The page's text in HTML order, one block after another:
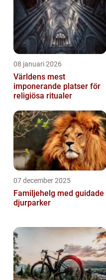
08 januari 2026
Världens mest
imponerande platser för
religiösa ritualer
07 december 2025
Familjehelg med guidade
djurparker